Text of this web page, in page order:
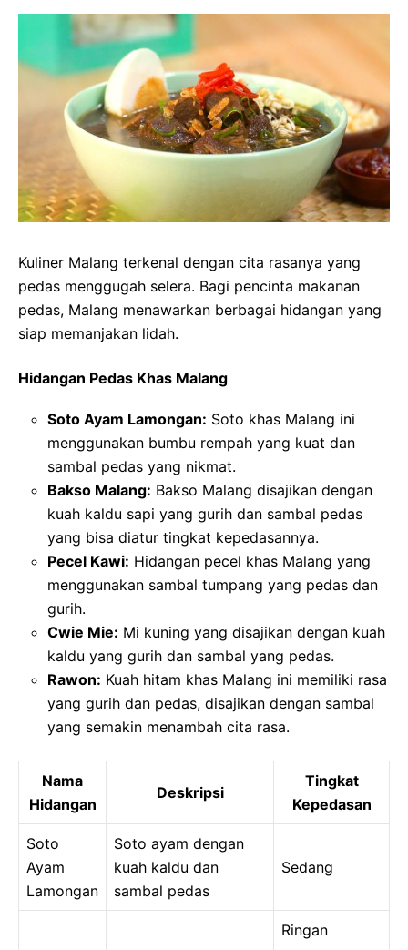
Kuliner Malang terkenal dengan cita rasanya yang
pedas menggugah selera. Bagi pencinta makanan
pedas, Malang menawarkan berbagai hidangan yang
siap memanjakan lidah.
Hidangan Pedas Khas Malang
Soto Ayam Lamongan: Soto khas Malang ini
menggunakan bumbu rempah yang kuat dan
sambal pedas yang nikmat.
Bakso Malang: Bakso Malang disajikan dengan
kuah kaldu sapi yang gurih dan sambal pedas
yang bisa diatur tingkat kepedasannya.
Pecel Kawi: Hidangan pecel khas Malang yang
menggunakan sambal tumpang yang pedas dan
gurih.
Cwie Mie: Mi kuning yang disajikan dengan kuah
kaldu yang gurih dan sambal yang pedas.
Rawon: Kuah hitam khas Malang ini memiliki rasa
yang gurih dan pedas, disajikan dengan sambal
yang semakin menambah cita rasa.
Nama
Hidangan
Deskripsi
Tingkat
Kepedasan
Soto
Ayam
Lamongan
Soto ayam dengan
kuah kaldu dan
sambal pedas
Sedang
Ringan